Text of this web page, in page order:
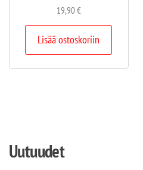
19,90€
Lisää ostoskoriin
Uutuudet